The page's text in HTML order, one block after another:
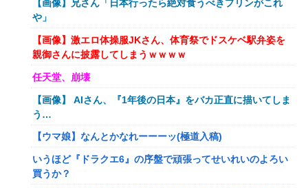
【画像】兄さん「日本行ったら絶対食うべきプリンがこれ
や」
【画像】激エロ体操服JKさん、体育祭でドスケベ駅弁姿を
親御さんに披露してしまうｗｗｗｗ
任天堂、崩壊
【画像】 AIさん、『1年後の日本』をバカ正直に描いてしま
う…
【ウマ娘】なんとかなれーーーッ(極道入稿)
いうほど『ドラクエ6』の序盤で頑張ってせいれいのよろい
買うか？